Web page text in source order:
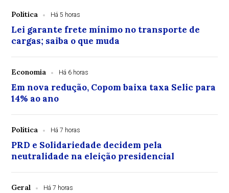
Política Há 5 horas
Lei garante frete mínimo no transporte de
cargas; saiba o que muda
Economia Há 6 horas
Em nova redução, Copom baixa taxa Selic para
14% ao ano
Política Há 7 horas
PRD e Solidariedade decidem pela
neutralidade na eleição presidencial
Geral Há 7 horas